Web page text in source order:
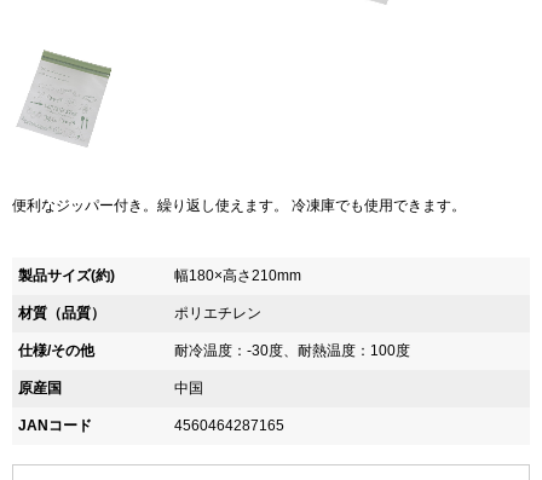
便利なジッパー付き。繰り返し使えます。 冷凍庫でも使用できます。
製品サイズ(約) 幅180×高さ210mm
材質（品質） ポリエチレン
仕様/その他 耐冷温度：-30度、耐熱温度：100度
原産国 中国
JANコード 4560464287165